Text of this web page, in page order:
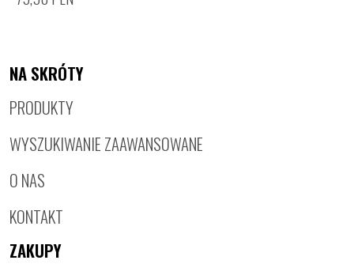
NA SKRÓTY
PRODUKTY
WYSZUKIWANIE ZAAWANSOWANE
O NAS
KONTAKT
ZAKUPY